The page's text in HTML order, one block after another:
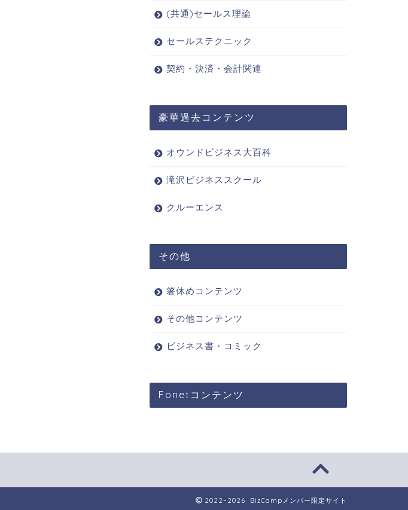
(共通)セールス理論
セールステクニック
契約・決済・会計関連
豪華過去コンテンツ
オウンドビジネス大百科
滝沢ビジネススクール
クルーエンス
その他
箸休めコンテンツ
その他コンテンツ
ビジネス書・コミック
Fonetコンテンツ
2022–2026 BizCampメンバー限定サイト